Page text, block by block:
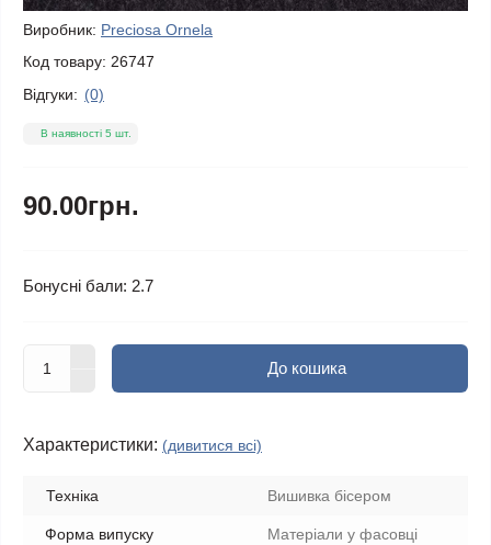
Виробник: Preciosa Ornela
Код товару: 26747
Відгуки: (0)
В наявності 5 шт.
90.00грн.
Бонусні бали: 2.7
До кошика
Характеристики: (дивитися всі)
Техніка Вишивка бісером
Форма випуску Матеріали у фасовці